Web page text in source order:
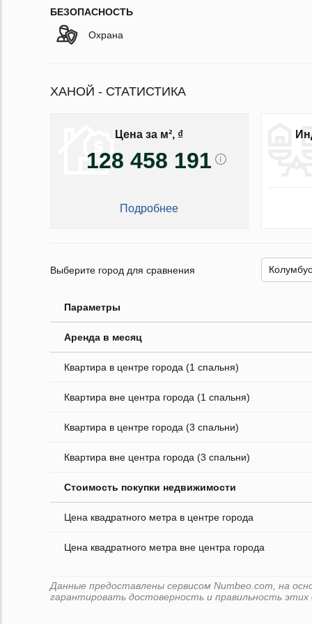
БЕЗОПАСНОСТЬ
Охрана
ХАНОЙ - СТАТИСТИКА
Цена за м², ₫
128 458 191
Подробнее
Выберите город для сравнения
Параметры
Аренда в месяц
Квартира в центре города (1 спальня)
Квартира вне центра города (1 спальня)
Квартира в центре города (3 спальни)
Квартира вне центра города (3 спальни)
Стоимость покупки недвижимости
Цена квадратного метра в центре города
Цена квадратного метра вне центра города
Данные предоставлены сервисом Numbeo.com, на
гарантировать достоверность и правильность этих